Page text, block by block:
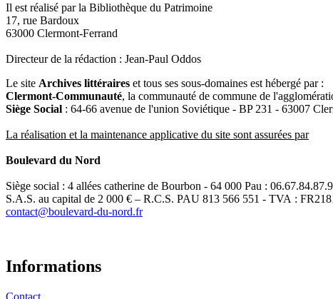
Il est réalisé par la Bibliothèque du Patrimoine
17, rue Bardoux
63000 Clermont-Ferrand
Directeur de la rédaction : Jean-Paul Oddos
Le site Archives littéraires et tous ses sous-domaines est hébergé par :
Clermont-Communauté, la communauté de commune de
Siège Social : 64-66 avenue de l'union Soviétique - BP 231 - 63007
La réalisation et la maintenance applicative du site sont assurées par
Boulevard du Nord
Siège social : 4 allées catherine de Bourbon - 64 000 Pau :
S.A.S. au capital de 2 000 € – R.C.S. PAU 813 566 551 - TVA :
contact@boulevard-du-nord.fr
Informations
Contact